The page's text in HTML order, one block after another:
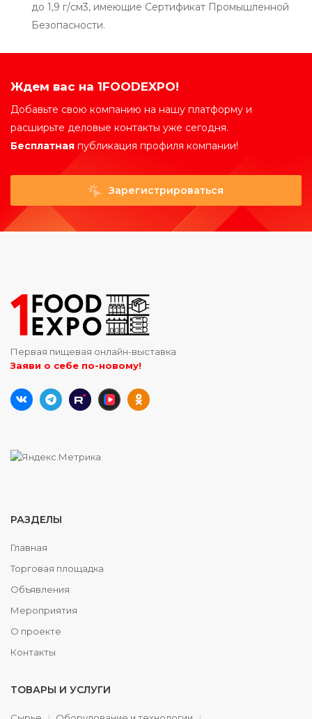
до 1,9 г/см3, имеющие Сертификат Промышленной
Безопасности.
Ждем вас на 1FOODEXPO!
Добавьте свою компанию на нашу платформу и
расширьте деловые контакты уже сегодня.
Бесплатная публикация профиля компании!
Зарегистрироваться
Первая пищевая онлайн-выставка
Заяви о себе по-новому!
РАЗДЕЛЫ
Главная
Торговая площадка
Объявления
Мероприятия
О проекте
Контакты
ТОВАРЫ И УСЛУГИ